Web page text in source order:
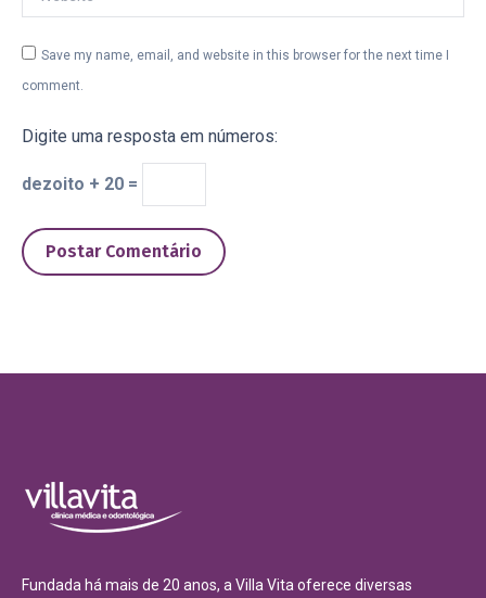
Save my name, email, and website in this browser for the next time I
comment.
Digite uma resposta em números:
dezoito + 20 =
Postar Comentário
Fundada há mais de 20 anos, a Villa Vita oferece diversas